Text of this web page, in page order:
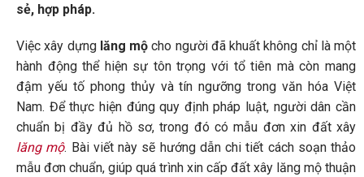
sẻ, hợp pháp.
Việc xây dựng lăng mộ cho người đã khuất không chỉ là một
hành động thể hiện sự tôn trọng với tổ tiên mà còn mang
đậm yếu tố phong thủy và tín ngưỡng trong văn hóa Việt
Nam. Để thực hiện đúng quy định pháp luật, người dân cần
chuẩn bị đầy đủ hồ sơ, trong đó có mẫu đơn xin đất xây
lăng mộ. Bài viết này sẽ hướng dẫn chi tiết cách soạn thảo
mẫu đơn chuẩn, giúp quá trình xin cấp đất xây lăng mộ thuận